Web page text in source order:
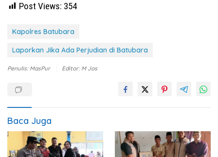
Post Views: 354
Kapolres Batubara
Laporkan Jika Ada Perjudian di Batubara
Penulis: MasPur Editor: M Jos
Baca Juga